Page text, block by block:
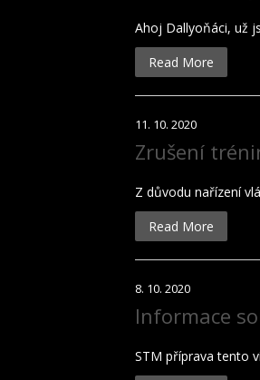
Ahoj Dallyoňáci, už
Read More
11. 10. 2020
Zrušení
Z důvodu nařízení
Read More
8. 10. 2020
Informace
STM příprava tento